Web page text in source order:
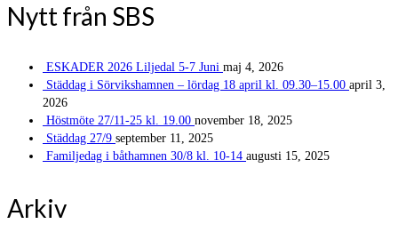
Nytt från SBS
ESKADER 2026 Liljedal 5-7 Juni maj 4, 2026
Städdag i Sörvikshamnen – lördag 18 april kl. 09.30–15.00 april 3,
2026
Höstmöte 27/11-25 kl. 19.00 november 18, 2025
Städdag 27/9 september 11, 2025
Familjedag i båthamnen 30/8 kl. 10-14 augusti 15, 2025
Arkiv